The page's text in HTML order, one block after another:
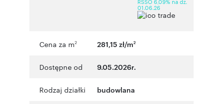
RSSO 6,09% na dz.
01.06.26
Cena za m2 281,15 zł/m2
Dostępne od 9.05.2026r.
Rodzaj działki budowlana